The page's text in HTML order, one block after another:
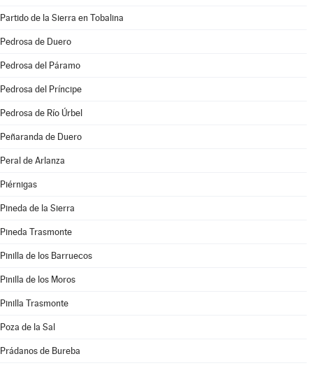
Partido de la Sierra en Tobalina
Pedrosa de Duero
Pedrosa del Páramo
Pedrosa del Príncipe
Pedrosa de Río Úrbel
Peñaranda de Duero
Peral de Arlanza
Piérnigas
Pineda de la Sierra
Pineda Trasmonte
Pinilla de los Barruecos
Pinilla de los Moros
Pinilla Trasmonte
Poza de la Sal
Prádanos de Bureba